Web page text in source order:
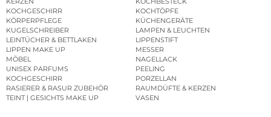
KOCHGESCHIRR
KOCHTÖPFE
KÖRPERPFLEGE
KÜCHENGERÄTE
KUGELSCHREIBER
LAMPEN & LEUCHTEN
LEINTÜCHER & BETTLAKEN
LIPPENSTIFT
LIPPEN MAKE UP
MESSER
MÖBEL
NAGELLACK
UNISEX PARFUMS
PEELING
KOCHGESCHIRR
PORZELLAN
RASIERER & RASUR ZUBEHÖR
RAUMDÜFTE & KERZEN
TEINT | GESICHTS MAKE UP
VASEN